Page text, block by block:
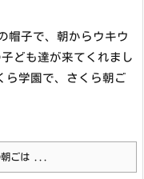
帽子で、朝からウキウ
ども達が来てくれまし
ら学園で、さくら朝ご
朝ごは ...